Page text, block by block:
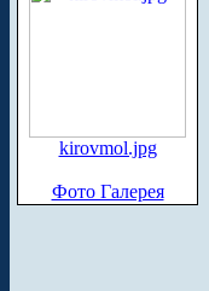
kirovmol.jpg
Фото Галерея